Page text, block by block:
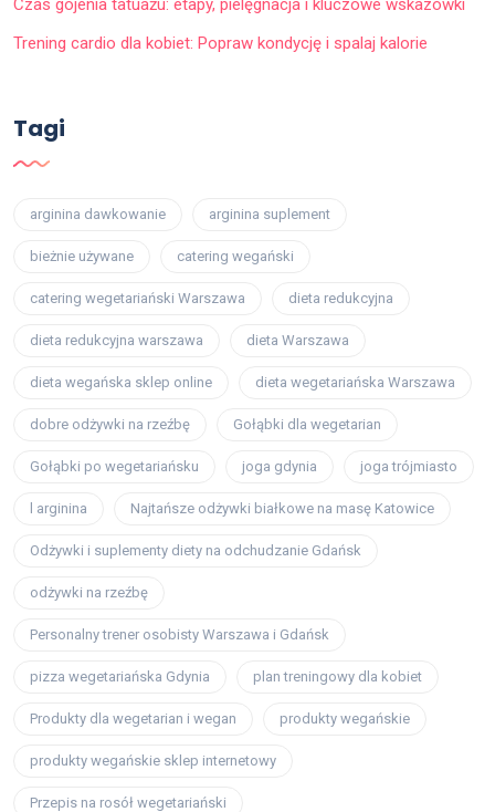
Czas gojenia tatuażu: etapy, pielęgnacja i kluczowe wskazówki
Trening cardio dla kobiet: Popraw kondycję i spalaj kalorie
Tagi
arginina dawkowanie arginina suplement
bieżnie używane catering wegański
catering wegetariański Warszawa dieta redukcyjna
dieta redukcyjna warszawa dieta Warszawa
dieta wegańska sklep online dieta wegetariańska Warszawa
dobre odżywki na rzeźbę Gołąbki dla wegetarian
Gołąbki po wegetariańsku joga gdynia joga trójmiasto
l arginina Najtańsze odżywki białkowe na masę Katowice
Odżywki i suplementy diety na odchudzanie Gdańsk
odżywki na rzeźbę
Personalny trener osobisty Warszawa i Gdańsk
pizza wegetariańska Gdynia plan treningowy dla kobiet
Produkty dla wegetarian i wegan produkty wegańskie
produkty wegańskie sklep internetowy
Przepis na rosół wegetariański